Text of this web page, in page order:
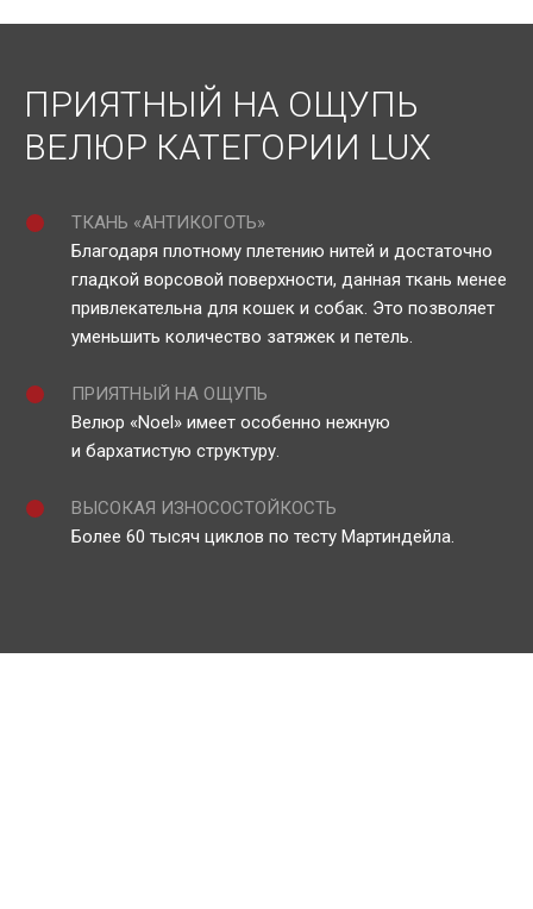
ПРИЯТНЫЙ НА ОЩУПЬ
ВЕЛЮР КАТЕГОРИИ LUX
ТКАНЬ «АНТИКОГОТЬ»
Благодаря плотному плетению нитей и достаточно
гладкой ворсовой поверхности, данная ткань менее
привлекательна для кошек и собак. Это позволяет
уменьшить количество затяжек и петель.
ПРИЯТНЫЙ НА ОЩУПЬ
Велюр «Noel» имеет особенно нежную
и бархатистую структуру.
ВЫСОКАЯ ИЗНОСОСТОЙКОСТЬ
Более 60 тысяч циклов по тесту Мартиндейла.